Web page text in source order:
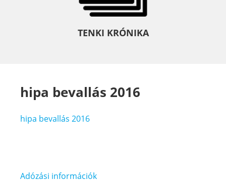
TENKI KRÓNIKA
hipa bevallás 2016
hipa bevallás 2016
Bejegyzés
Adózási információk